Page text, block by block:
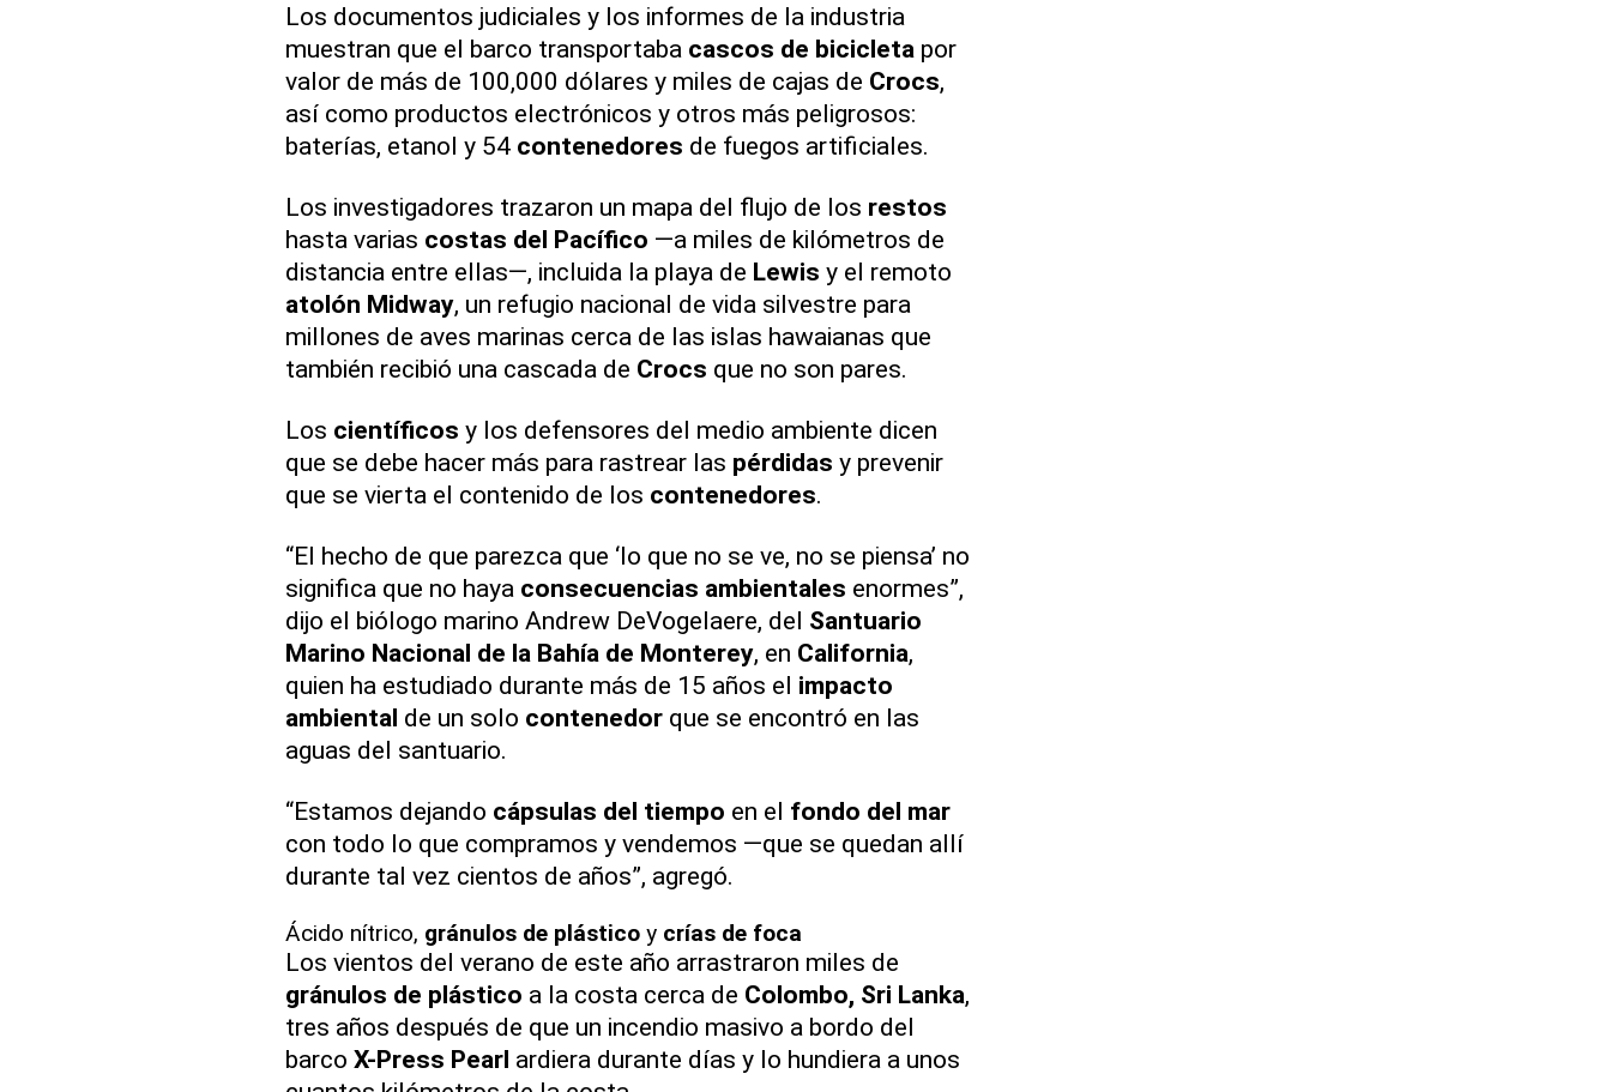
Los documentos judiciales y los informes de la industria
muestran que el barco transportaba cascos de bicicletapor
valor de más de 100,000 dólares y miles de cajas de Crocs,
así como productos electrónicos y otros más peligrosos:
baterías, etanol y 54 contenedores de fuegos artificiales.
Los investigadores trazaron un mapa del flujo de los restos
hasta varias costas del Pacífico —a miles de kilómetros de
distancia entre ellas—, incluida la playa de Lewis y el remoto
atolón Midway, un refugio nacional de vida silvestre para
millones de aves marinas cerca de las islas hawaianas que
también recibió una cascada de Crocs que no son pares.
Los científicos y los defensores del medio ambiente dicen
que se debe hacer más para rastrear las pérdidas y prevenir
que se vierta el contenido de los contenedores.
“El hecho de que parezca que ‘lo que no se ve, no se piensa’ no
significa que no haya consecuencias ambientales enormes”,
dijo el biólogo marino Andrew DeVogelaere, del Santuario
Marino Nacional de la Bahía de Monterey, en California,
quien ha estudiado durante más de 15 años el impacto
ambiental de un solo contenedorque se encontró en las
aguas del santuario.
“Estamos dejando cápsulas del tiempo en el fondo del mar
con todo lo que compramos y vendemos —que se quedan allí
durante tal vez cientos de años”, agregó.
Ácido nítrico, gránulos de plásticoy crías de foca
Los vientos del verano de este año arrastraron miles de
gránulos de plástico a la costa cerca de Colombo, Sri Lanka,
tres años después de que un incendio masivo a bordo del
barco X-Press Pearl ardiera durante días y lo hundiera a unos